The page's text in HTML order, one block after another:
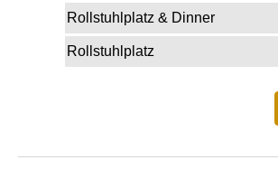
Rollstuhlplatz & Dinner
Rollstuhlplatz